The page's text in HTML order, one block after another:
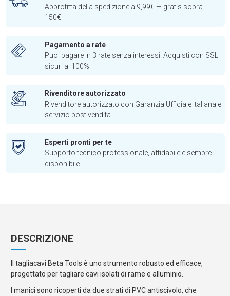
Approfitta della spedizione a 9,99€ — gratis sopra i
150€
Pagamento a rate
Puoi pagare in 3 rate senza interessi. Acquisti con SSL
sicuri al 100%
Rivenditore autorizzato
Rivenditore autorizzato con Garanzia Ufficiale Italiana e
servizio post vendita
Esperti pronti per te
Supporto tecnico professionale, affidabile e sempre
disponibile
DESCRIZIONE
Il tagliacavi Beta Tools è uno strumento robusto ed efficace,
progettato per tagliare cavi isolati di rame e alluminio.
I manici sono ricoperti da due strati di PVC antiscivolo, che